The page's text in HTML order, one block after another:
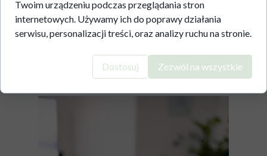
Twoim urządzeniu podczas przeglądania stron
internetowych. Używamy ich do poprawy działania
serwisu, personalizacji treści, oraz analizy ruchu na stronie.
Dostosuj Zezwól na wszystkie